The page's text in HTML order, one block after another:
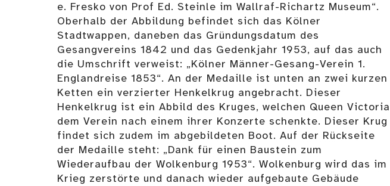
e. Fresko von Prof Ed. Steinle im Wallraf-Richartz Museum“.
Oberhalb der Abbildung befindet sich das Kölner
Stadtwappen, daneben das Gründungsdatum des
Gesangvereins 1842 und das Gedenkjahr 1953, auf das auch
die Umschrift verweist: „Kölner Männer-Gesang-Verein 1.
Englandreise 1853“. An der Medaille ist unten an zwei kurzen
Ketten ein verzierter Henkelkrug angebracht. Dieser
Henkelkrug ist ein Abbild des Kruges, welchen Queen Victoria
dem Verein nach einem ihrer Konzerte schenkte. Dieser Krug
findet sich zudem im abgebildeten Boot. Auf der Rückseite
der Medaille steht: „Dank für einen Baustein zum
Wiederaufbau der Wolkenburg 1953“. Wolkenburg wird das im
Krieg zerstörte und danach wieder aufgebaute Gebäude